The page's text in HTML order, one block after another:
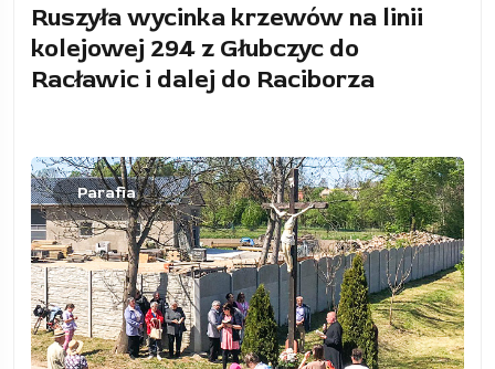
Ruszyła wycinka krzewów na linii
kolejowej 294 z Głubczyc do
Racławic i dalej do Raciborza
Parafia